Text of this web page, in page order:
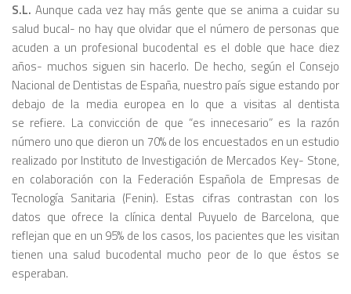
S.L. Aunque cada vez hay más gente que se anima a cuidar su
salud bucal- no hay que olvidar que el número de personas que
acuden a un profesional bucodental es el doble que hace diez
años- muchos siguen sin hacerlo. De hecho, según el Consejo
Nacional de Dentistas de España, nuestro país sigue estando por
debajo de la media europea en lo que a visitas al dentista
se refiere. La convicción de que “es innecesario” es la razón
número uno que dieron un 70% de los encuestados en un estudio
realizado por Instituto de Investigación de Mercados Key- Stone,
en colaboración con la Federación Española de Empresas de
Tecnología Sanitaria (Fenin). Estas cifras contrastan con los
datos que ofrece la clínica dental Puyuelo de Barcelona, que
reflejan que en un 95% de los casos, los pacientes que les visitan
tienen una salud bucodental mucho peor de lo que éstos se
esperaban.